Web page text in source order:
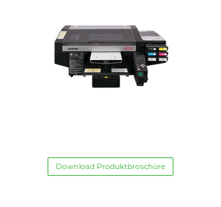
Download Produktbroschüre